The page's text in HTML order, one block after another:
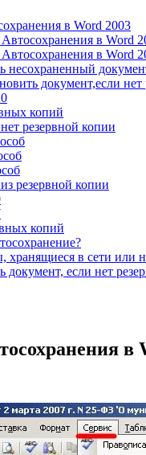
в Word 2003
в Word
в Word
несохраненный
документ,если
копий
резервной копии
резервной копии
копий
хранящиеся в сети или
документ, если нет
в